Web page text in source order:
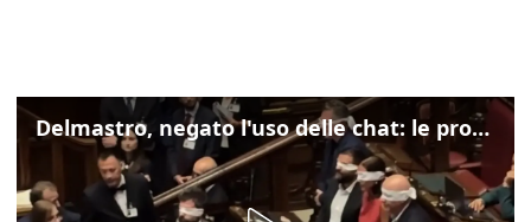
Delmastro, negato l'uso delle chat: le proteste di Avs e M5s